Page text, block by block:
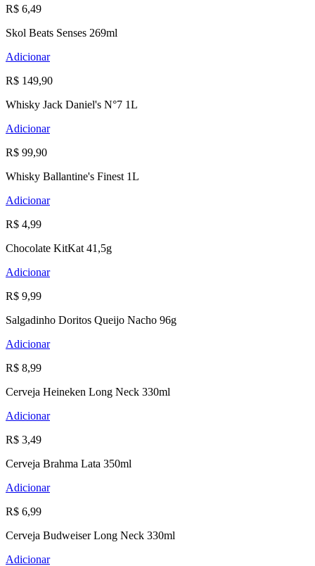
R$ 6,49
Skol Beats Senses 269ml
Adicionar
R$ 149,90
Whisky Jack Daniel's N°7 1L
Adicionar
R$ 99,90
Whisky Ballantine's Finest 1L
Adicionar
R$ 4,99
Chocolate KitKat 41,5g
Adicionar
R$ 9,99
Salgadinho Doritos Queijo Nacho 96g
Adicionar
R$ 8,99
Cerveja Heineken Long Neck 330ml
Adicionar
R$ 3,49
Cerveja Brahma Lata 350ml
Adicionar
R$ 6,99
Cerveja Budweiser Long Neck 330ml
Adicionar